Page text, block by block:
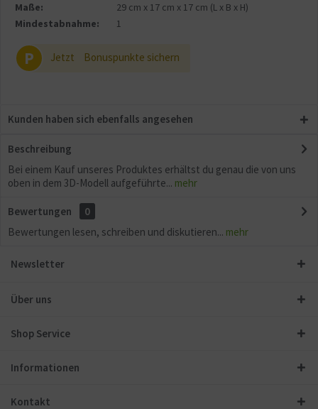
Maße:
29 cm x 17 cm x 17 cm (L x B x H)
Mindestabnahme:
1
P Jetzt Bonuspunkte sichern
Kunden haben sich ebenfalls angesehen
Beschreibung
Bei einem Kauf unseres Produktes erhältst du genau die von uns
oben in dem 3D-Modell aufgeführte... mehr
Bewertungen
0
Bewertungen lesen, schreiben und diskutieren... mehr
Newsletter
Über uns
Shop Service
Informationen
Kontakt